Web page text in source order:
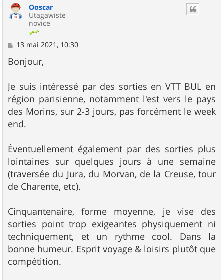
Ooscar
Utagawiste
novice
M
s
s
g
e
13 mai 2021, 10:30
Bonjour,
Je suis intéressé par des sorties en VTT BUL en
région parisienne, notamment l'est vers le pays
des Morins, sur 2-3 jours, pas forcément le week
end.
Éventuellement également par des sorties plus
lointaines sur quelques jours à une semaine
(traversée du Jura, du Morvan, de la Creuse, tour
de Charente, etc).
Cinquantenaire, forme moyenne, je vise des
sorties point trop exigeantes physiquement ni
techniquement, et un rythme cool. Dans la
bonne humeur. Esprit voyage & loisirs plutôt que
compétition.